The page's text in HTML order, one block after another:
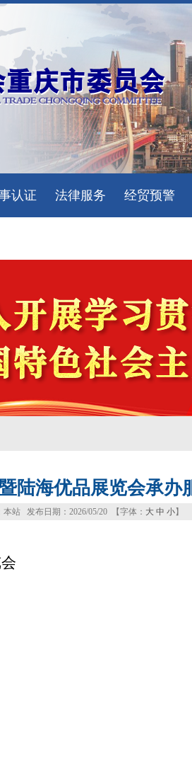
认证 法律服务 经贸预警
陆海优品展览会承
本站 发布日期：2026/05/20 【字体： 大 中 小】